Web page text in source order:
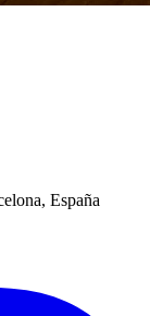
España